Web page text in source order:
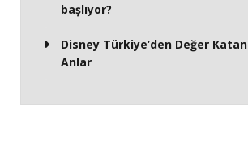
başlıyor?
Disney Türkiye’den Değer Katan
Anlar